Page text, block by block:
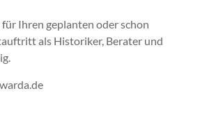
Ihren geplanten oder schon
als Historiker, Berater und